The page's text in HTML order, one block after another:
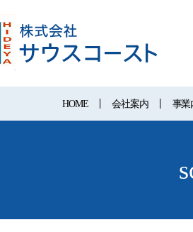
HOME 会社案内 事業